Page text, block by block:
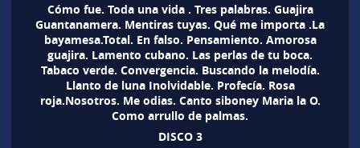
Cómo fue. Toda una vida . Tres palabras. Guajira
Guantanamera. Mentiras tuyas. Qué me importa .La
bayamesa.Total. En falso. Pensamiento. Amorosa
guajira. Lamento cubano. Las perlas de tu boca.
Tabaco verde. Convergencia. Buscando la melodía.
Llanto de luna Inolvidable. Profecía. Rosa
roja.Nosotros. Me odias. Canto siboney Maria la O.
Como arrullo de palmas.
DISCO 3